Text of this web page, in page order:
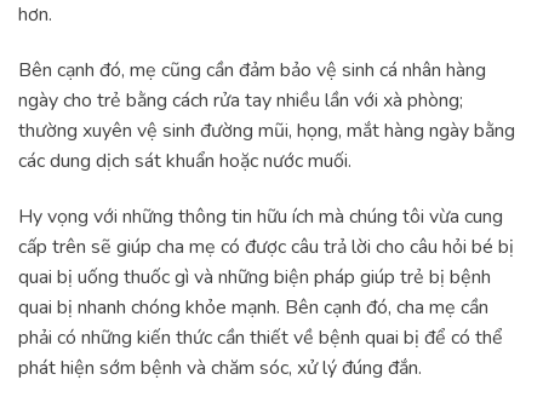
hơn.
Bên cạnh đó, mẹ cũng cần đảm bảo vệ sinh cá nhân hàng
ngày cho trẻ bằng cách rửa tay nhiều lần với xà phòng;
thường xuyên vệ sinh đường mũi, họng, mắt hàng ngày bằng
các dung dịch sát khuẩn hoặc nước muối.
Hy vọng với những thông tin hữu ích mà chúng tôi vừa cung
cấp trên sẽ giúp cha mẹ có được câu trả lời cho câu hỏi bé bị
quai bị uống thuốc gì và những biện pháp giúp trẻ bị bệnh
quai bị nhanh chóng khỏe mạnh. Bên cạnh đó, cha mẹ cần
phải có những kiến thức cần thiết về bệnh quai bị để có thể
phát hiện sớm bệnh và chăm sóc, xử lý đúng đắn.